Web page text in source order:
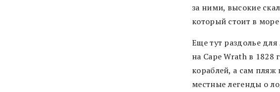
за ними, высокие
который стоит в
Еще тут раздолье
на Cape Wrath в 1828
кораблей, а сам
местные легенды о